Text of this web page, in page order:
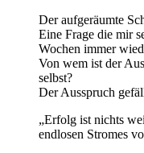
Der aufgeräumte
Eine Frage die mir
Wochen immer
Von wem ist der
selbst?
Der Ausspruch
„Erfolg ist nichts
endlosen Stromes